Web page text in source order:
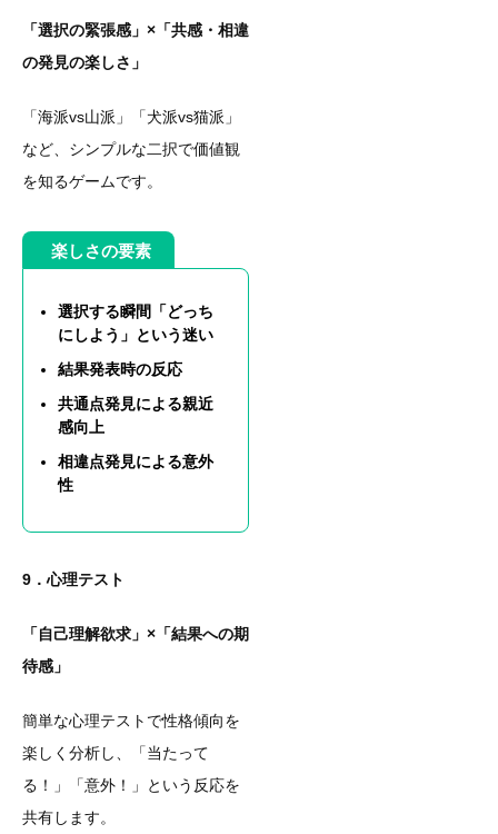
「選択の緊張感」×「共感・相違
の発見の楽しさ」
「海派vs山派」「犬派vs猫派」
など、シンプルな二択で価値観
を知るゲームです。
楽しさの要素
選択する瞬間「どっち
にしよう」という迷い
結果発表時の反応
共通点発見による親近
感向上
相違点発見による意外
性
9．心理テスト
「自己理解欲求」×「結果への期
待感」
簡単な心理テストで性格傾向を
楽しく分析し、「当たって
る！」「意外！」という反応を
共有します。